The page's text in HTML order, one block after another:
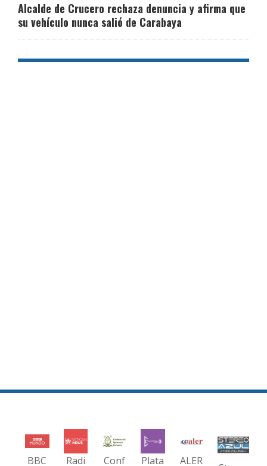
Alcalde de Crucero rechaza denuncia y afirma que
su vehículo nunca salió de Carabaya
BBC
Radi
Conf
Plata
ALER